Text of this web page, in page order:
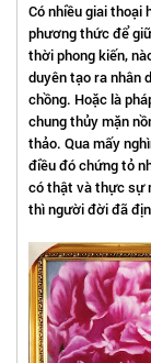
Có nhiều giai thoại
phương thức để
thời phong kiến,
duyên tạo ra nhân
chồng. Hoặc là
chung thủy mặn
thảo. Qua mấy
điều đó chứng tỏ
có thật và thực sự
thì người đời đã